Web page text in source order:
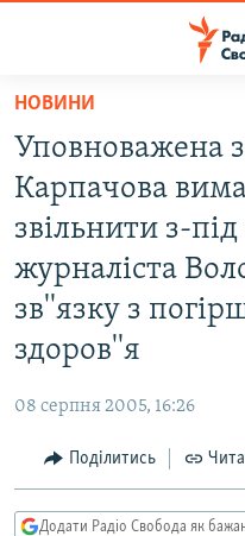
Перейти
основного
матеріалу
Перейти
до
основної
навігації
до
СТАТТІ
ЕКОНОМІКА
СУСПІЛЬСТВО
УКРАЇНА
СВІТ
РОСІЙСЬКА
ДОНБАС.РЕАЛІЇ
СХЕМИ
КИТАЙ.ВИКЛИКИ
НОВИНИ
Уповноважена
Карпачова
звiльнити з-пiд
журналіста
зв''язку з
здоров''я
08 серпня 2005, 16:26
Поділитись
Додати Радіо Свобода як